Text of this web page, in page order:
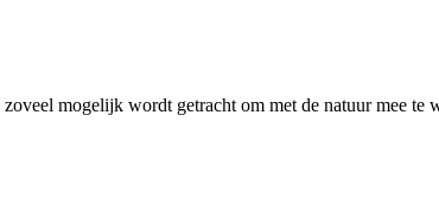
mogelijk wordt getracht om met de natuur mee te